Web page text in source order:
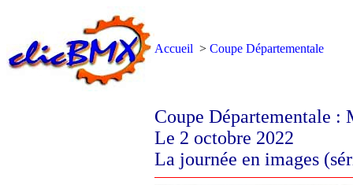
Accueil > Coupe Départementale
Coupe Départementale :
Le 2 octobre 2022
La journée en images